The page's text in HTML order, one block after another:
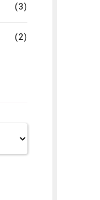
(3)
(2)